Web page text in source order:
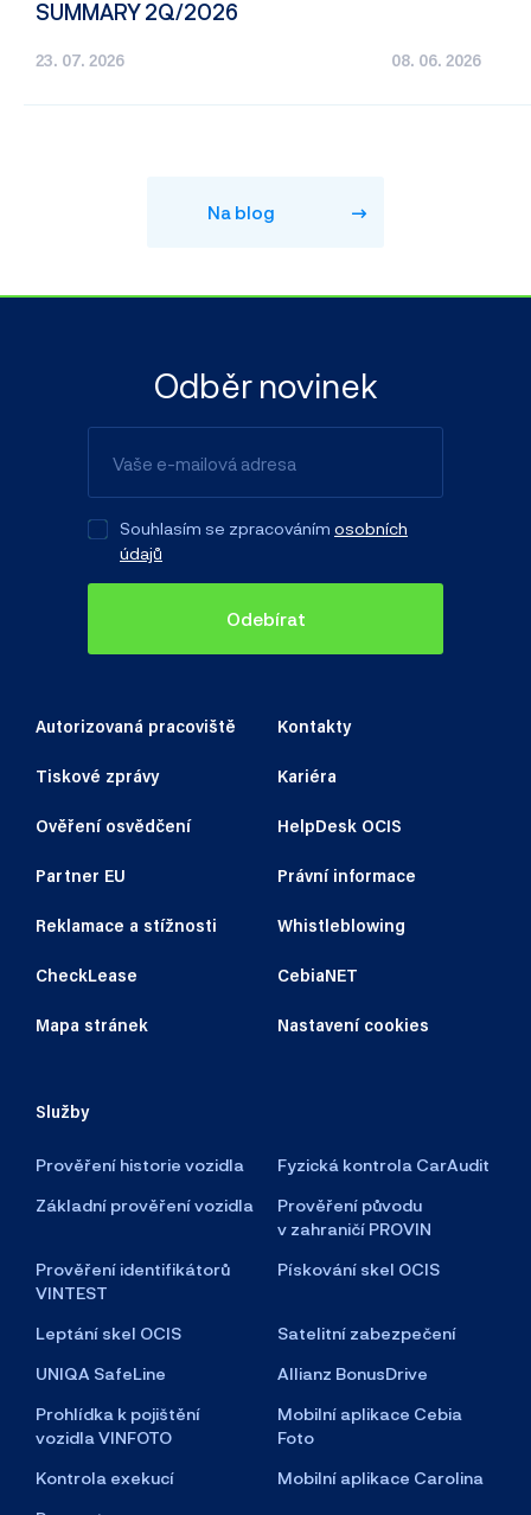
23. 07. 2026
SUMMARY 2Q/2026
08. 06. 2026
Na blog
Autorizovaná pracoviště Kontakty
Tiskové zprávy Kariéra
Ověření osvědčení HelpDesk OCIS
Partner EU Právní informace
Reklamace a stížnosti Whistleblowing
CheckLease CebiaNET
Mapa stránek Nastavení cookies
Služby
Prověření historie vozidla
Fyzická kontrola CarAudit
Základní prověření vozidla
Prověření původu
v zahraničí PROVIN
Prověření identifikátorů
VINTEST
Pískování skel OCIS
Leptání skel OCIS
Satelitní zabezpečení
UNIQA SafeLine
Allianz BonusDrive
Prohlídka k pojištění
vozidla VINFOTO
Mobilní aplikace Cebia
Foto
Kontrola exekucí
Mobilní aplikace Carolina
Odběr novinek
Souhlasím se zpracováním osobních
údajů
Odebírat